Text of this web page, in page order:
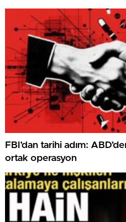
FBI’dan tarihi adım:
ortak operasyon